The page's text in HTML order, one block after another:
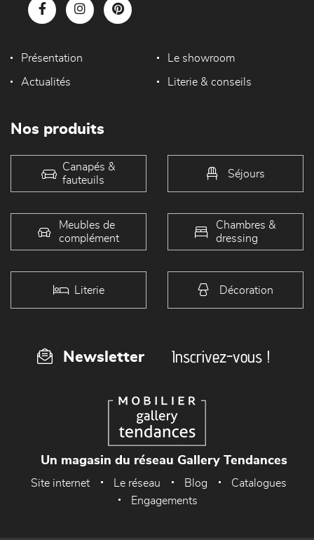
Présentation Le showroom
Actualités Literie & conseils
Nos produits
Canapés &
fauteuils
Séjours
Meubles de
complément
Chambres &
dressing
Literie Décoration
Newsletter Inscrivez-vous !
Un magasin du réseau Gallery Tendances
Site internet Le réseau Blog
Catalogues
Engagements